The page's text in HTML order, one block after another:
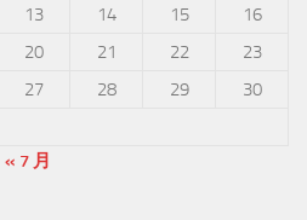
13 14 15
16
20 21 22
23
27 28 29
30
« 7 月